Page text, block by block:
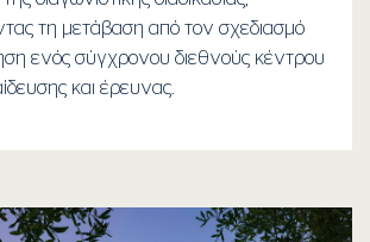
τη μετάβαση από τον σχεδιασμό
ενός σύγχρονου διεθνούς κέντρου
και έρευνας.